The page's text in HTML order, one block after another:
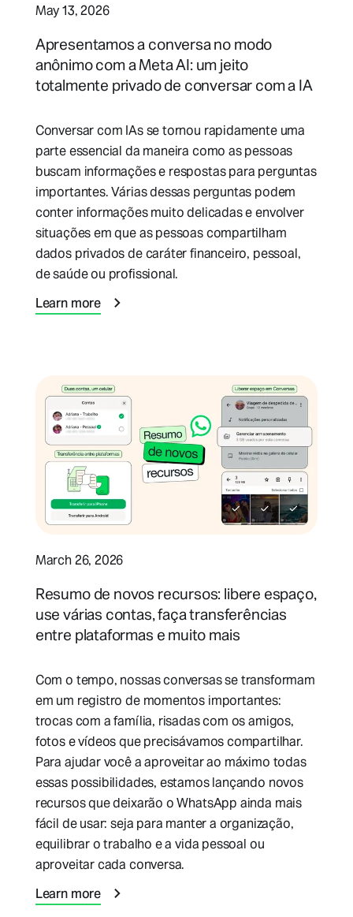
May 13, 2026
Apresentamos a conversa no modo
anônimo com a Meta AI: um jeito
totalmente privado de conversar com a IA
Conversar com IAs se tornou rapidamente uma
parte essencial da maneira como as pessoas
buscam informações e respostas para perguntas
importantes. Várias dessas perguntas podem
conter informações muito delicadas e envolver
situações em que as pessoas compartilham
dados privados de caráter financeiro, pessoal,
de saúde ou profissional.
Learn more
March 26, 2026
Resumo de novos recursos: libere espaço,
use várias contas, faça transferências
entre plataformas e muito mais
Com o tempo, nossas conversas se transformam
em um registro de momentos importantes:
trocas com a família, risadas com os amigos,
fotos e vídeos que precisávamos compartilhar.
Para ajudar você a aproveitar ao máximo todas
essas possibilidades, estamos lançando novos
recursos que deixarão o WhatsApp ainda mais
fácil de usar: seja para manter a organização,
equilibrar o trabalho e a vida pessoal ou
aproveitar cada conversa.
Learn more